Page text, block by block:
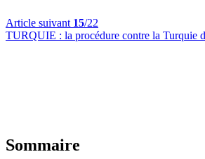
Article suivant 15/22
TURQUIE : la procédure contre la Turquie
Sommaire